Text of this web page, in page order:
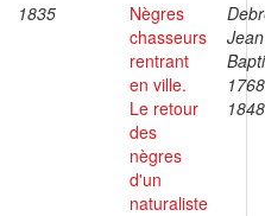
1835
Nègres
chasseurs
rentrant
en ville.
Le retour
des
nègres
d'un
naturaliste
Jean
1848